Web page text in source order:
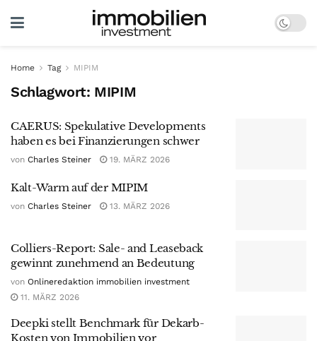
Home Tag MIPIM
Schlagwort: MIPIM
CAERUS: Spekulative Developments
haben es bei Finanzierungen schwer
von Charles Steiner 19. MÄRZ 2026
Kalt-Warm auf der MIPIM
von Charles Steiner 13. MÄRZ 2026
Colliers-Report: Sale- and Leaseback
gewinnt zunehmend an Bedeutung
von Onlineredaktion immobilien investment
11. MÄRZ 2026
Deepki stellt Benchmark für Dekarb-
Kosten von Immobilien vor